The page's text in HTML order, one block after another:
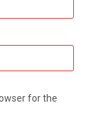
for the